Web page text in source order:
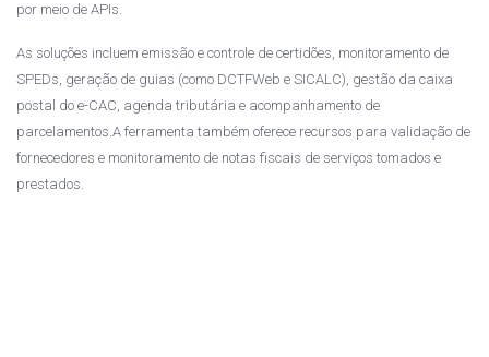
por meio de APIs.
As soluções incluem emissão e controle de certidões, monitoramento de
SPEDs, geração de guias (como DCTFWeb e SICALC), gestão da caixa
postal do e-CAC, agenda tributária e acompanhamento de
parcelamentos.A ferramenta também oferece recursos para validação de
fornecedores e monitoramento de notas fiscais de serviços tomados e
prestados.